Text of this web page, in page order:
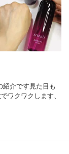
紹介です見た目も
ワクワクします、